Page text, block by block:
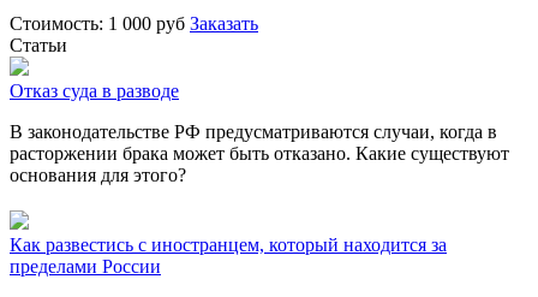
Стоимость: 1 000 руб Заказать
Статьи
Отказ суда в разводе
В законодательстве РФ предусматриваются случаи, когда в
расторжении брака может быть отказано. Какие существуют
основания для этого?
Как развестись с иностранцем, который находится за
пределами России